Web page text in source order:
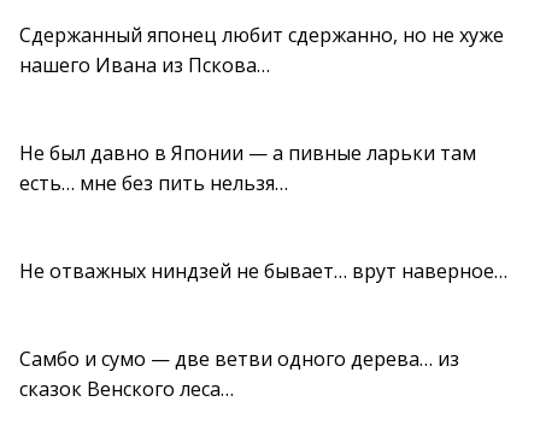
Сдержанный японец любит сдержанно, но не хуже
нашего Ивана из Пскова…
Не был давно в Японии — а пивные ларьки там
есть… мне без пить нельзя…
Не отважных ниндзей не бывает… врут наверное…
Самбо и сумо — две ветви одного дерева… из
сказок Венского леса…